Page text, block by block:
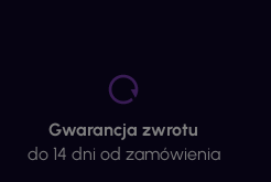
Gwarancja zwrotu
do 14 dni od zamówienia